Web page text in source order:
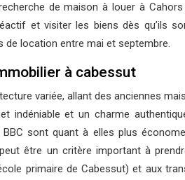
de maison à louer à
et visiter les biens dès qu’ils
de location entre mai et septembre.
à cabessut
variée, allant des anciennes
indéniable et un charme
sont quant à elles plus
être un critère important à
primaire de Cabessut) et aux